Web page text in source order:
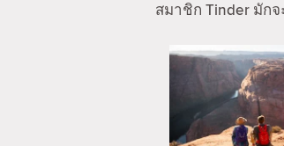
สมาชิก Tinder มัก